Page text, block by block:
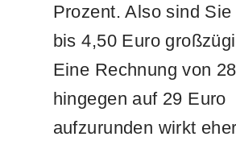
Prozent. Also sind
bis 4,50 Euro
Eine Rechnung von
hingegen auf 29 Euro
aufzurunden wirkt